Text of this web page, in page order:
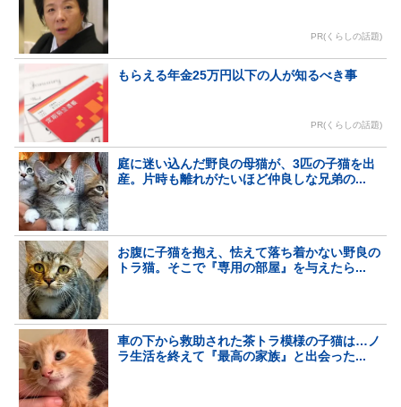
PR(くらしの話題)
もらえる年金25万円以下の人が知るべき事
PR(くらしの話題)
庭に迷い込んだ野良の母猫が、3匹の子猫を出
産。片時も離れがたいほど仲良しな兄弟の...
お腹に子猫を抱え、怯えて落ち着かない野良の
トラ猫。そこで『専用の部屋』を与えたら...
車の下から救助された茶トラ模様の子猫は…ノ
ラ生活を終えて『最高の家族』と出会った...